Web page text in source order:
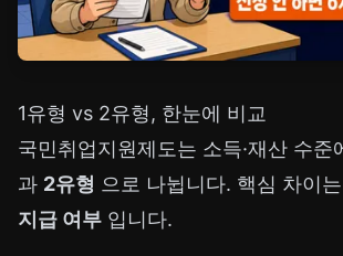
1유형 vs 2유형, 한눈에 비교
국민취업지원제도는 소득·재산 수준
과 2유형 으로 나뉩니다. 핵심 차이는
지급 여부 입니다.